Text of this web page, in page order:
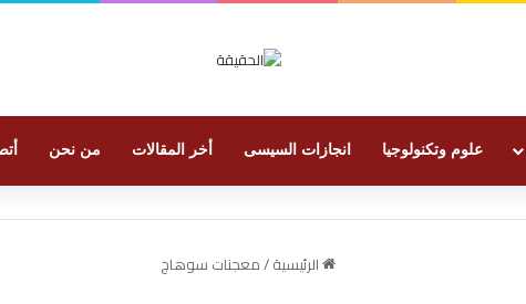
علوم وتكنولوجيا انجازات السيسى أخر المقالات من نحن
الرئيسية/معجنات سوهاج